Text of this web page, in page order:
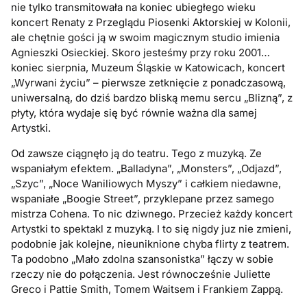
nie tylko transmitowała na koniec ubiegłego wieku
koncert Renaty z Przeglądu Piosenki Aktorskiej w Kolonii,
ale chętnie gości ją w swoim magicznym studio imienia
Agnieszki Osieckiej. Skoro jesteśmy przy roku 2001…
koniec sierpnia, Muzeum Śląskie w Katowicach, koncert
„Wyrwani życiu” – pierwsze zetknięcie z ponadczasową,
uniwersalną, do dziś bardzo bliską memu sercu „Blizną”, z
płyty, która wydaje się być równie ważna dla samej
Artystki.
Od zawsze ciągnęło ją do teatru. Tego z muzyką. Ze
wspaniałym efektem. „Balladyna”, „Monsters”, „Odjazd”,
„Szyc”, „Noce Waniliowych Myszy” i całkiem niedawne,
wspaniałe „Boogie Street”, przyklepane przez samego
mistrza Cohena. To nic dziwnego. Przecież każdy koncert
Artystki to spektakl z muzyką. I to się nigdy juz nie zmieni,
podobnie jak kolejne, nieuniknione chyba flirty z teatrem.
Ta podobno „Mało zdolna szansonistka” łączy w sobie
rzeczy nie do połączenia. Jest równocześnie Juliette
Greco i Pattie Smith, Tomem Waitsem i Frankiem Zappą.